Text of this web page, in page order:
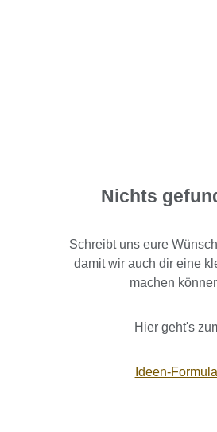
Nichts
Schreibt uns eure
damit wir auch dir eine
machen
Hier geht's
Ideen-